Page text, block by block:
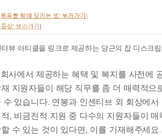
뷰 아티클을 링크로 제공하는 당근의 잡 디스크
회사에서 제공하는 혜택 및 복지를 사전에
지원자들이 해당 직무를 좀 더 매력적으
수 있습니다. 연봉과 인센티브 외 회상에서
, 비금전적 지원 중 다수의 지원자들이 매
수 있는 것이 있다면, 이를 기재해주세요.